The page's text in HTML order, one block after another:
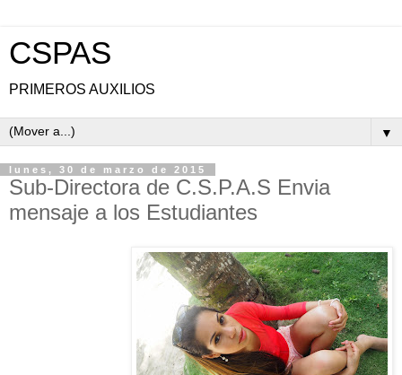
CSPAS
PRIMEROS AUXILIOS
▼
lunes, 30 de marzo de 2015
Sub-Directora de C.S.P.A.S Envia
mensaje a los Estudiantes